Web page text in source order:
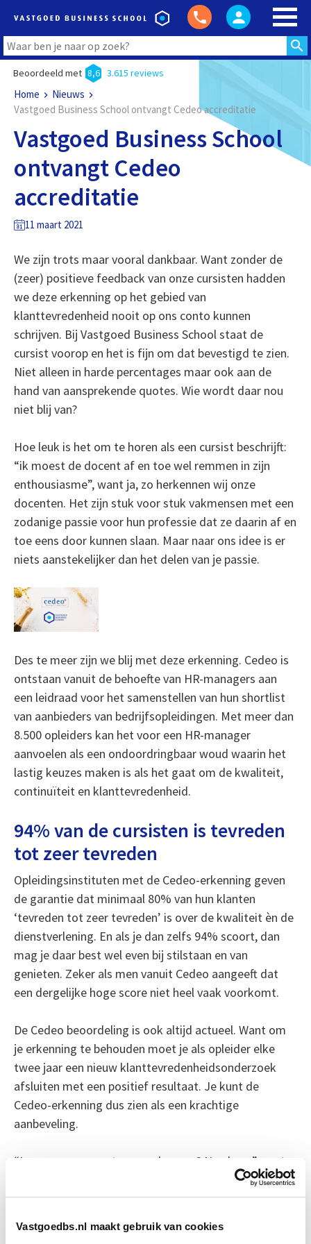
Vastgoedbs.nl maakt gebruik van cookies
Beoordeeld met 8,6 3.615 reviews
Home
Nieuws
Vastgoed Business School ontvangt Cedeo accreditatie
Vastgoed Business School
ontvangt Cedeo
accreditatie
11 maart 2021
We zijn trots maar vooral dankbaar. Want zonder de
(zeer) positieve feedback van onze cursisten hadden
we deze erkenning op het gebied van
klanttevredenheid nooit op ons conto kunnen
schrijven. Bij Vastgoed Business School staat de
cursist voorop en het is fijn om dat bevestigd te zien.
Niet alleen in harde percentages maar ook aan de
hand van aansprekende quotes. Wie wordt daar nou
niet blij van?
Hoe leuk is het om te horen als een cursist beschrijft:
“ik moest de docent af en toe wel remmen in zijn
enthousiasme”, want ja, zo herkennen wij onze
docenten. Het zijn stuk voor stuk vakmensen met een
zodanige passie voor hun professie dat ze daarin af en
toe eens door kunnen slaan. Maar naar ons idee is er
niets aanstekelijker dan het delen van je passie.
Des te meer zijn we blij met deze erkenning. Cedeo is
ontstaan vanuit de behoefte van HR-managers aan
een leidraad voor het samenstellen van hun shortlist
van aanbieders van bedrijfsopleidingen. Met meer dan
8.500 opleiders kan het voor een HR-manager
aanvoelen als een ondoordringbaar woud waarin het
lastig keuzes maken is als het gaat om de kwaliteit,
continuïteit en klanttevredenheid.
94% van de cursisten is tevreden
tot zeer tevreden
Opleidingsinstituten met de Cedeo-erkenning geven
de garantie dat minimaal 80% van hun klanten
‘tevreden tot zeer tevreden’ is over de kwaliteit èn de
dienstverlening. En als je dan zelfs 94% scoort, dan
mag je daar best wel even bij stilstaan en van
genieten. Zeker als men vanuit Cedeo aangeeft dat
een dergelijke hoge score niet heel vaak voorkomt.
De Cedeo beoordeling is ook altijd actueel. Want om
je erkenning te behouden moet je als opleider elke
twee jaar een nieuw klanttevredenheidsonderzoek
afsluiten met een positief resultaat. Je kunt de
Cedeo-erkenning dus zien als een krachtige
aanbeveling.
“Lopen we nu naast onze schoenen? Nee hoor”, zegt
Freek Prüst, algemeen manager van Vastgoed
Business School, “want buiten alle complimenten
verbetering. Daarnaast zijn wij nuchter genoeg om